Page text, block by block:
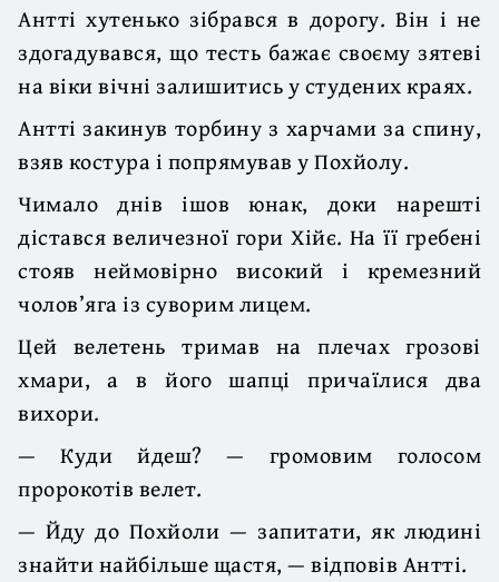
Антті хутенько зібрався в дорогу. Він і не
здогадувався, що тесть бажає своєму зятеві
на віки вічні залишитись у студених краях.
Антті закинув торбину з харчами за спину,
взяв костура і попрямував у Похйолу.
Чимало днів ішов юнак, доки нарешті
дістався величезної гори Хійє. На її гребені
стояв неймовірно високий і кремезний
чолов’яга із суворим лицем.
Цей велетень тримав на плечах грозові
хмари, а в його шапці причаїлися два
вихори.
— Куди йдеш? — громовим голосом
пророкотів велет.
— Йду до Похйоли — запитати, як людині
знайти найбільше щастя, — відповів Антті.